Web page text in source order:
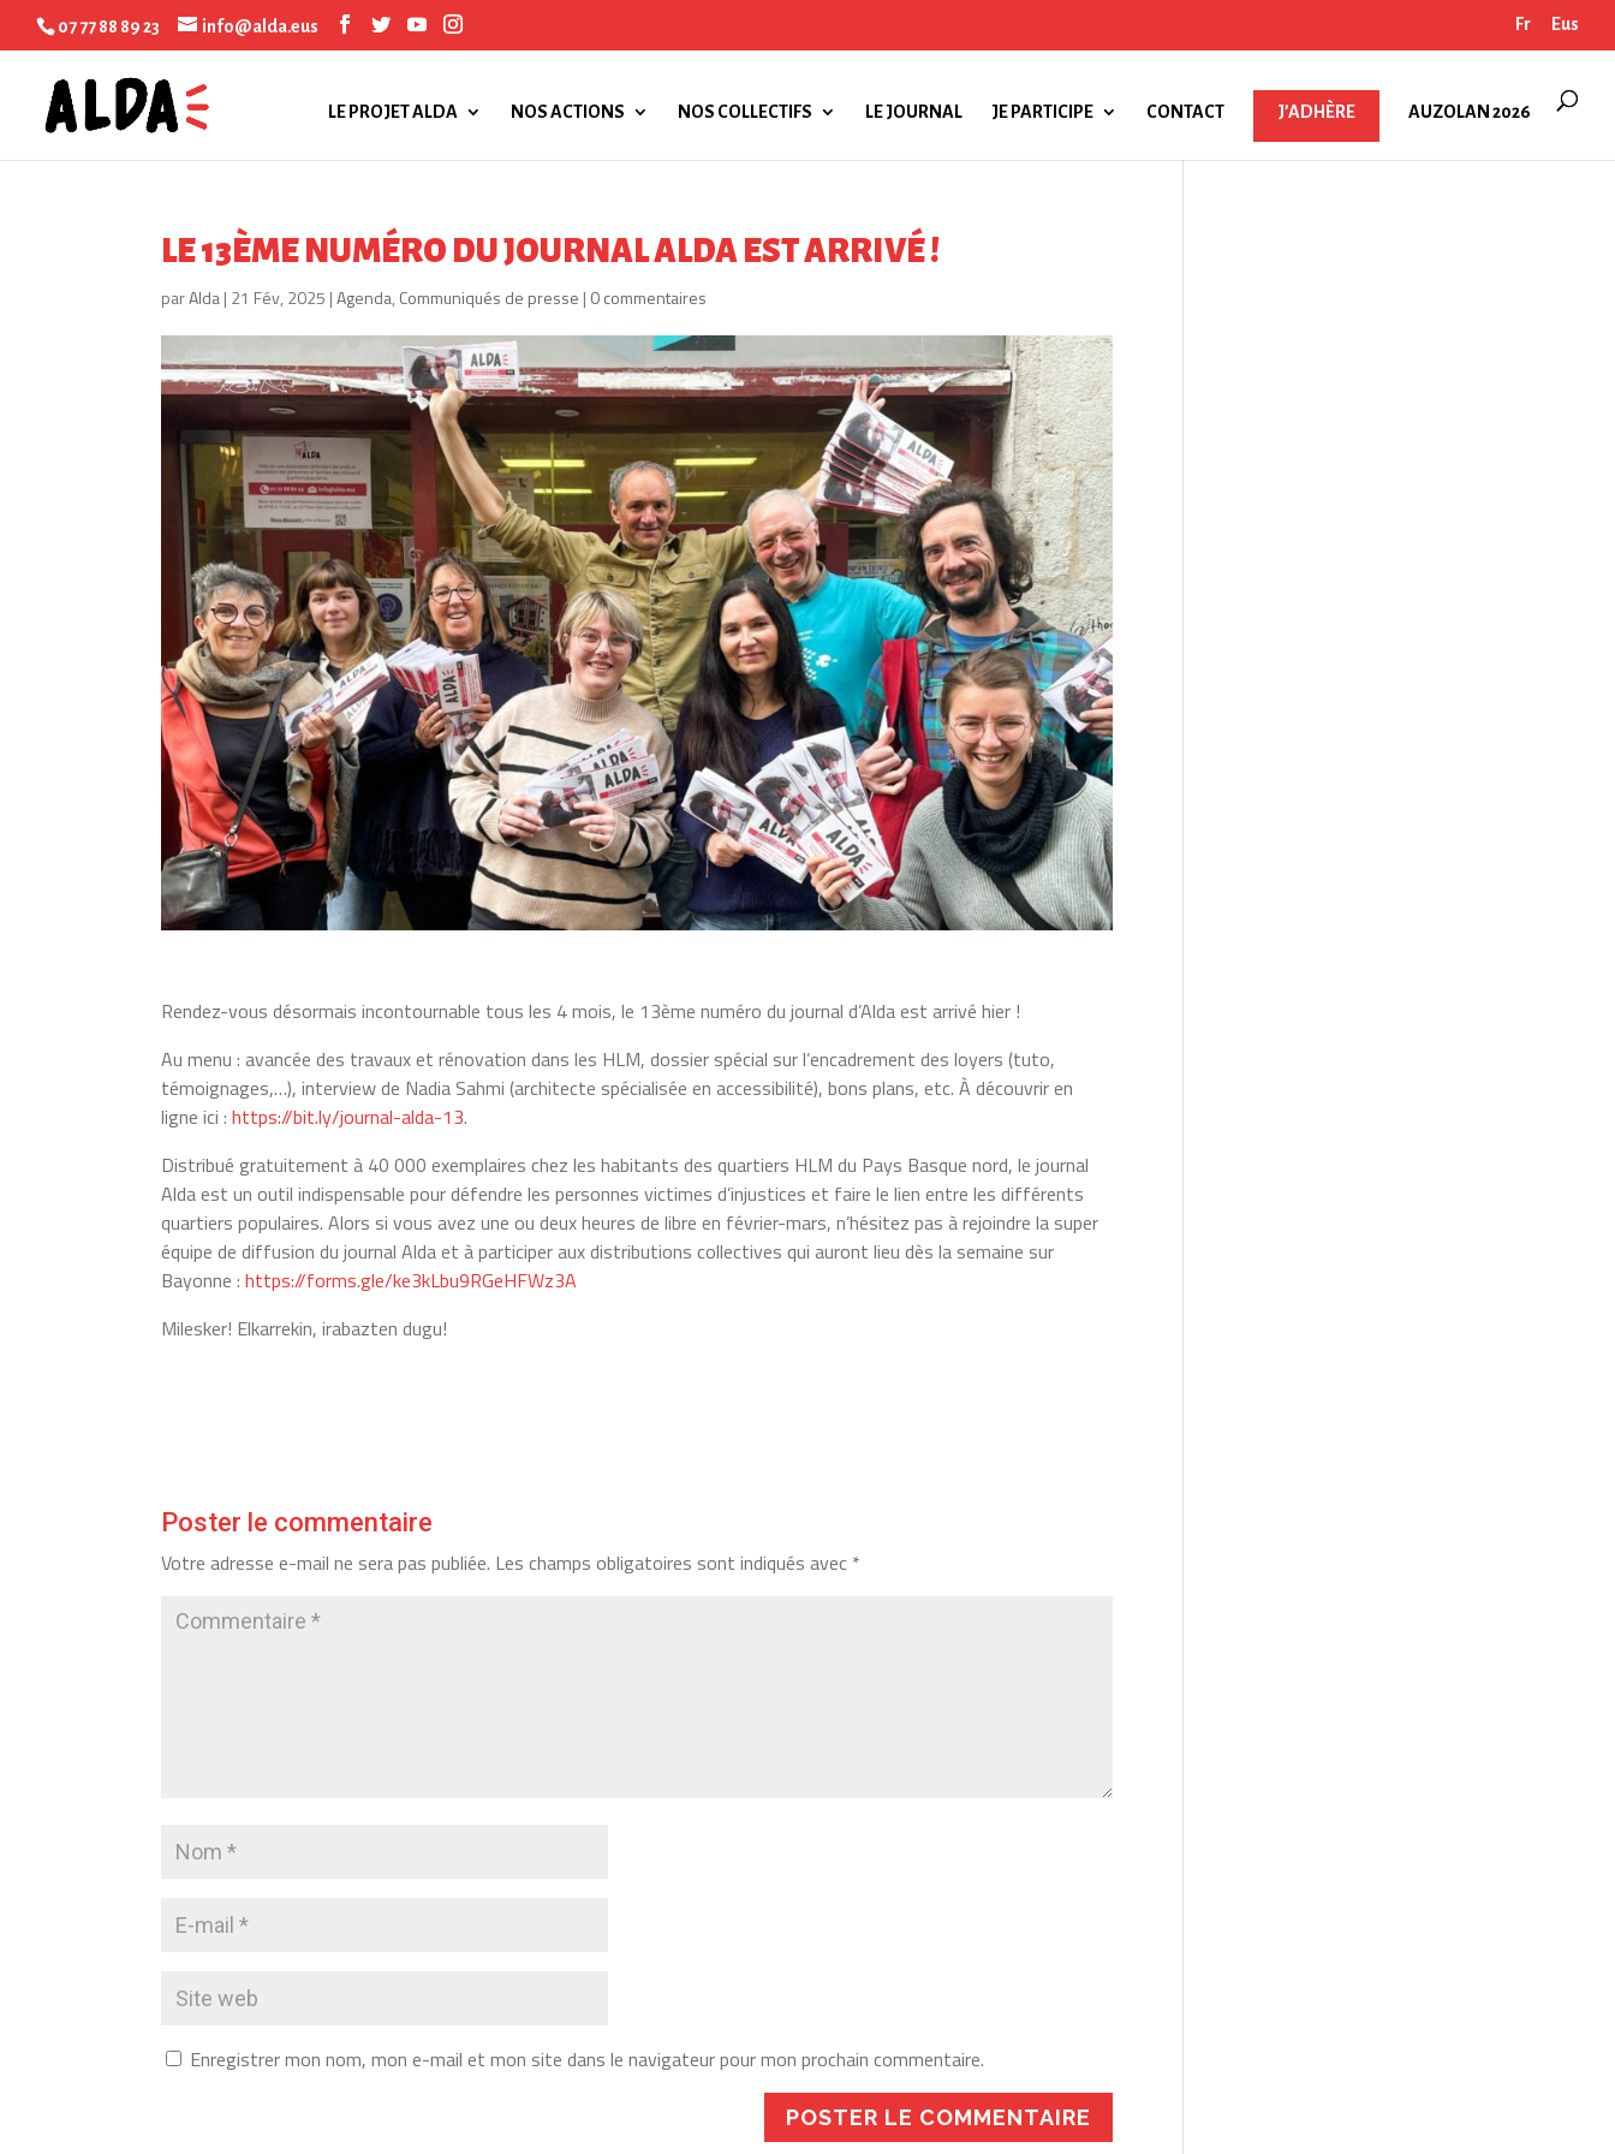
07 77 88 89 23 info@alda.eus Fr Eus
LE PROJET ALDA NOS ACTIONS NOS COLLECTIFS LE JOURNAL JE PARTICIPE CONTACT J’ADHÈRE AUZOLAN 2026
LE 13ÈME NUMÉRO DU JOURNAL ALDA EST ARRIVÉ !
parAlda| 21 Fév, 2025 |Agenda, Communiqués de presse | 0 commentaires
Rendez-vous désormais incontournable tous les 4 mois, le 13ème numéro du journal d’Alda est arrivé hier !
Au menu : avancée des travaux et rénovation dans les HLM, dossier spécial sur l’encadrement des loyers (tuto,
témoignages,…), interview de Nadia Sahmi (architecte spécialisée en accessibilité), bons plans, etc. À découvrir en
ligne ici :https://bit.ly/journal-alda-13.
Distribué gratuitement à 40 000 exemplaires chez les habitants des quartiers HLM du Pays Basque nord, le journal
Alda est un outil indispensable pour défendre les personnes victimes d’injustices et faire le lien entre les différents
quartiers populaires. Alors si vous avez une ou deux heures de libre en février-mars, n’hésitez pas à rejoindre la super
équipe de diffusion du journal Alda et à participer aux distributions collectives qui auront lieu dès la semaine sur
Bayonne :https://forms.gle/ke3kLbu9RGeHFWz3A
Milesker! Elkarrekin, irabazten dugu!
Poster le commentaire
Votre adresse e-mail ne sera pas publiée. Les champs obligatoires sont indiqués avec *
Enregistrer mon nom, mon e-mail et mon site dans le navigateur pour mon prochain commentaire.